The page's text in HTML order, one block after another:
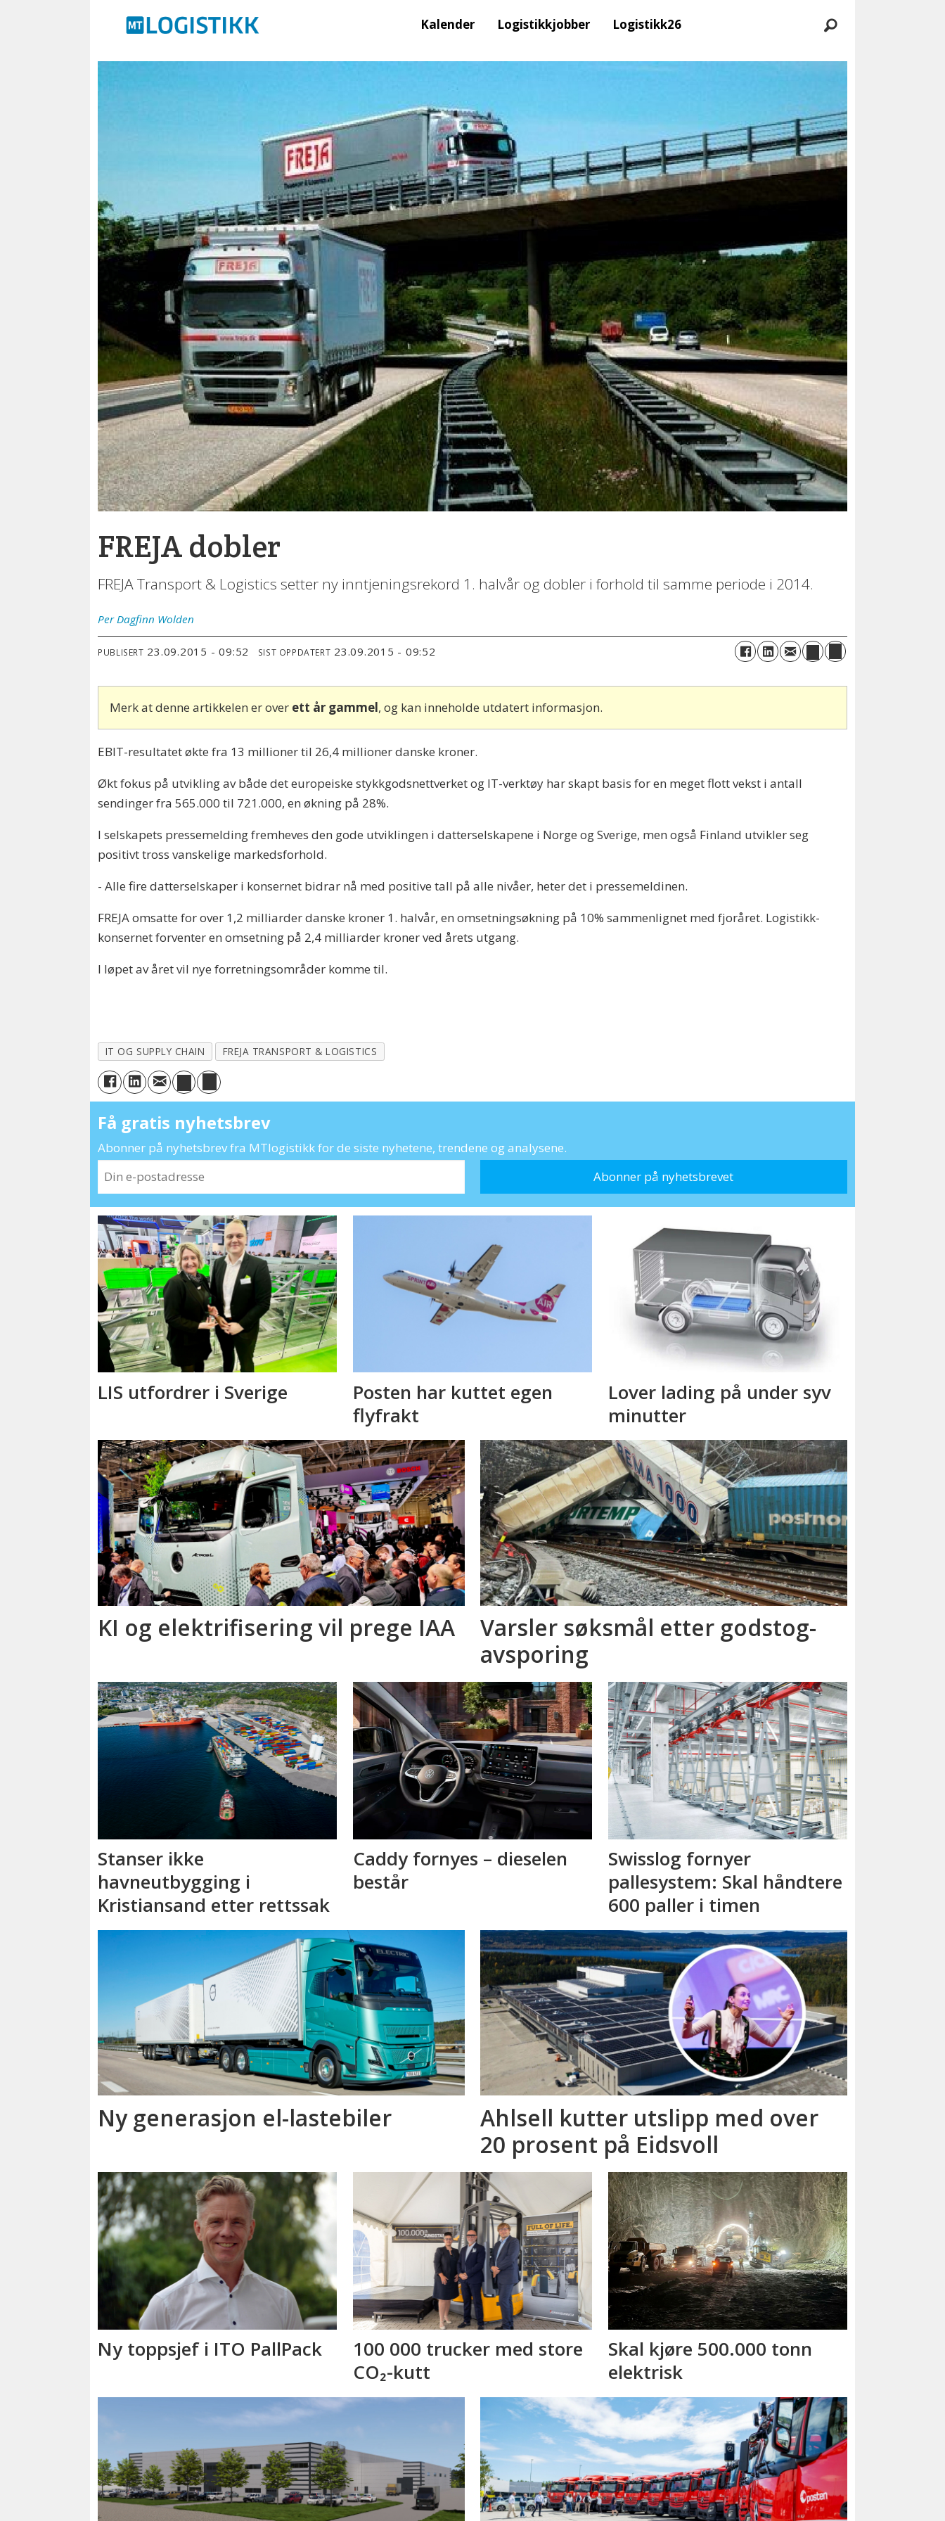
Kalender Logistikkjobber Logistikk26
FREJA dobler
FREJA Transport & Logistics setter ny inntjeningsrekord 1. halvår og dobler i forhold til samme periode i 2014.
Per Dagfinn Wolden
PUBLISERT 23.09.2015 - 09:52 SIST OPPDATERT 23.09.2015 - 09:52
Merk at denne artikkelen er over ett år gammel, og kan inneholde utdatert informasjon.
EBIT-resultatet økte fra 13 millioner til 26,4 millioner danske kroner.
Økt fokus på utvikling av både det europeiske stykkgodsnettverket og IT-verktøy har skapt basis for en meget flott vekst i antall
sendinger fra 565.000 til 721.000, en økning på 28%.
I selskapets pressemelding fremheves den gode utviklingen i datterselskapene i Norge og Sverige, men også Finland utvikler seg
positivt tross vanskelige markedsforhold.
- Alle fire datterselskaper i konsernet bidrar nå med positive tall på alle nivåer, heter det i pressemeldinen.
FREJA omsatte for over 1,2 milliarder danske kroner 1. halvår, en omsetningsøkning på 10% sammenlignet med fjoråret. Logistikk-
konsernet forventer en omsetning på 2,4 milliarder kroner ved årets utgang.
I løpet av året vil nye forretningsområder komme til.
IT OG SUPPLY CHAIN FREJA TRANSPORT & LOGISTICS
Få gratis nyhetsbrev
Abonner på nyhetsbrev fra MTlogistikk for de siste nyhetene, trendene og analysene.
LIS utfordrer i Sverige
Posten har kuttet egen
flyfrakt
Lover lading på under syv
minutter
KI og elektrifisering vil prege IAA
Varsler søksmål etter godstog­
avsporing
Stanser ikke
havneutbygging i
Kristiansand etter rettssak
Caddy fornyes – dieselen
består
Swisslog fornyer
pallesystem: Skal håndtere
600 paller i timen
Ny generasjon el-lastebiler
Ahlsell kutter utslipp med over
20 prosent på Eidsvoll
Ny toppsjef i ITO PallPack
100 000 trucker med store
CO₂-kutt
Skal kjøre 500.000 tonn
elektrisk